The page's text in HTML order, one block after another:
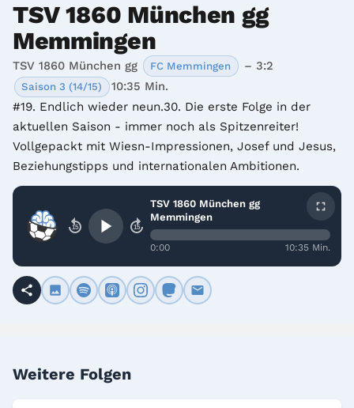
TSV 1860 München gg
Memmingen
TSV 1860 München gg FC Memmingen – 3:2
Saison 3 (14/15)
10:35 Min.
#19. Endlich wieder neun.30. Die erste Folge in der
aktuellen Saison - immer noch als Spitzenreiter!
Vollgepackt mit Wiesn-Impressionen, Josef und Jesus,
Beziehungstipps und internationalen Ambitionen.
15 15
TSV 1860 München gg
Memmingen
0:00 10:35 Min.
Weitere Folgen